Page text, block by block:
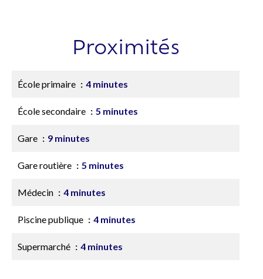
Proximités
École primaire 4 minutes
École secondaire 5 minutes
Gare 9 minutes
Gare routière 5 minutes
Médecin 4 minutes
Piscine publique 4 minutes
Supermarché 4 minutes